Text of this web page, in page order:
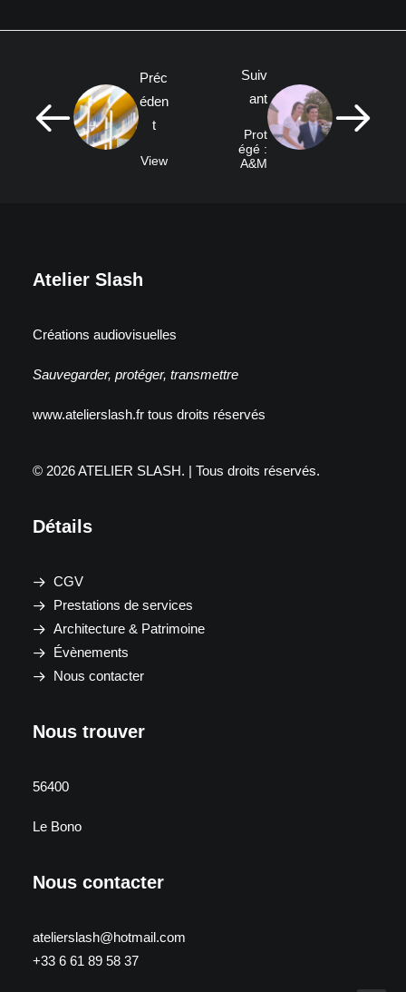
Préc
éden
t
View
Suiv
ant
Prot
égé :
A&M
Atelier Slash
Créations audiovisuelles
Sauvegarder, protéger, transmettre
www.atelierslash.fr tous droits réservés
© 2026 ATELIER SLASH. | Tous droits réservés.
Détails
CGV
Prestations de services
Architecture & Patrimoine
Évènements
Nous contacter
Nous trouver
56400
Le Bono
Nous contacter
atelierslash@hotmail.com
+33 6 61 89 58 37